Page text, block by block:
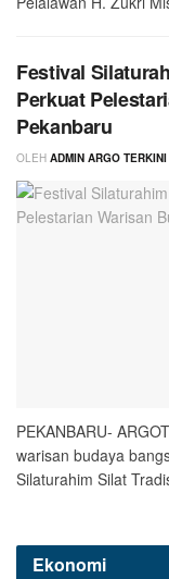
Festival
Perkuat
Pekanbaru
OLEH ADMIN ARGO TERKINI
PEKANBARU-
warisan budaya
Silaturahim Silat
Ekonomi